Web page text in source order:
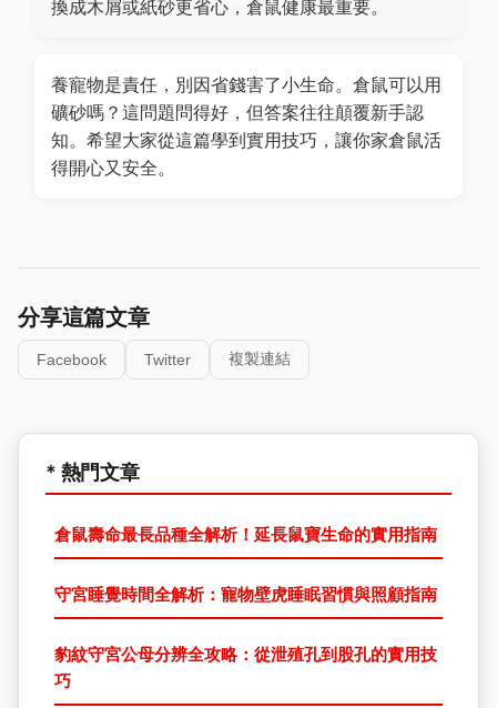
換成木屑或紙砂更省心，倉鼠健康最重要。
養寵物是責任，別因省錢害了小生命。倉鼠可以用
礦砂嗎？這問題問得好，但答案往往顛覆新手認
知。希望大家從這篇學到實用技巧，讓你家倉鼠活
得開心又安全。
分享這篇文章
Facebook Twitter 複製連結
* 熱門文章
倉鼠壽命最長品種全解析！延長鼠寶生命的實用指南
守宮睡覺時間全解析：寵物壁虎睡眠習慣與照顧指南
豹紋守宮公母分辨全攻略：從泄殖孔到股孔的實用技
巧